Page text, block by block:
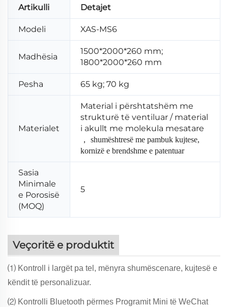
Artikulli Detajet
Modeli XAS-MS6
Madhësia
1500*2000*260 mm;
1800*2000*260 mm
Pesha 65 kg; 70 kg
Materialet
Material i përshtatshëm me
strukturë të ventiluar / material
i akullt me molekula mesatare
， shumështresë me pambuk kujtese,
kornizë e brendshme e patentuar
Sasia
Minimale
e Porosisë
(MOQ)
5
Veçoritë e produktit
⑴ Kontroll i largët pa tel, mënyra shumëscenare, kujtesë e
këndit të personalizuar.
⑵ Kontrolli Bluetooth përmes Programit Mini të WeChat